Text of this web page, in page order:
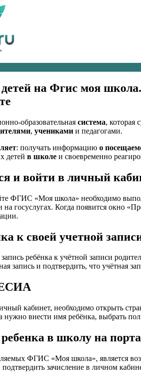
детей на Фгис моя
образовательная система, которая
, учениками и педагогами.
: получать информацию о
детей в школе и своевременно
и войти в личный
ФГИС «Моя школа» необходимо
на госуслугах. Когда появится окно
к своей учетной
ребёнка к учётной записи
запись и подтвердить, что
ЕСИА
кабинет, необходимо открыть
нужно внести имя ребёнка, выбрать
в школу на
ФГИС «Моя школа», является
зачисление в личном